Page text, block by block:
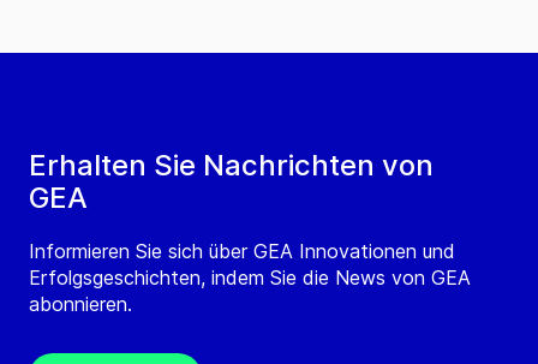
Erhalten Sie Nachrichten von
GEA
Informieren Sie sich über GEA Innovationen und
Erfolgsgeschichten, indem Sie die News von GEA
abonnieren.